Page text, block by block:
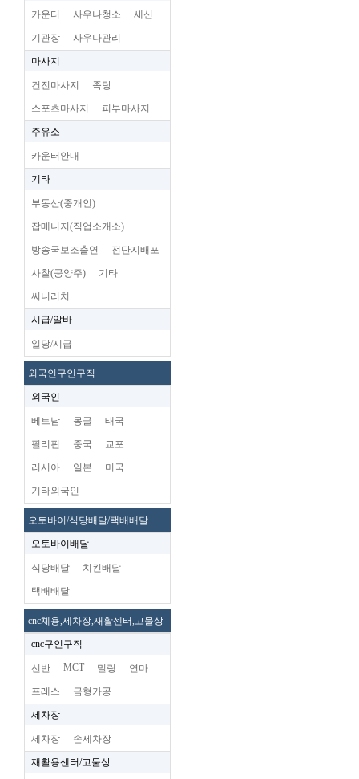
카운터 사우나청소 세신
기관장 사우나관리
마사지
건전마사지 족탕
스포츠마사지 피부마사지
주유소
카운터안내
기타
부동산(중개인)
잡메니저(직업소개소)
방송국보조출연 전단지배포
사찰(공양주) 기타
써니리치
시급/알바
일당/시급
외국인구인구직
외국인
베트남 몽골 태국
필리핀 중국 교포
러시아 일본 미국
기타외국인
오토바이/식당배달/택배배달
오토바이배달
식당배달 치킨배달
택배배달
cnc체용,세차장,재활센터,고물상
cnc구인구직
선반 MCT 밀링 연마
프레스 금형가공
세차장
세차장 손세차장
재활용센터/고물상